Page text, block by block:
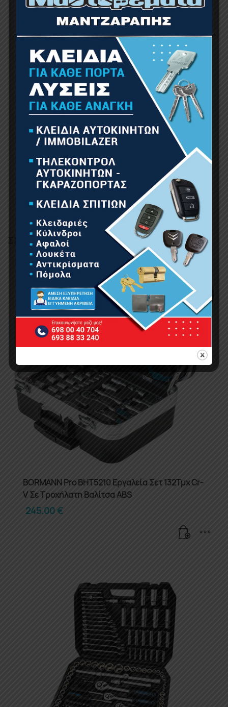
Σύνδεσμοι : 1/4” , 3/8” , 1/2”
2 Τεμάχια
Αντάπτορας 8mm : 3/8” & 1/2”
24
Τεμάχια 8mm Μύτες Άλεν : 7,8,10,12,14 – Ίσιες : 8,10,12
Philips : 3,4 –
Pozidrive : 3,4 – Torx
40,45,50,55,60,70 – TT 40 ,45,50,55,60,70,
7 Τεμάχια
Άλεν 1.0,1.5,2,2.5,3,4,5mm
Τεμάχια Μύτες 6,35 mm : Torx 8,9,10,15,20,25,30 –
Άλεν : 3,4,5 – TT :
8,9,10,15,20,25,30 –
4,5.5,7
ΣΧΕΤΙΚΆ ΠΡΟΪΌΝΤΑ
BORMANN Pro BHT5210 Εργαλεία Σετ 132Τμχ Cr-
V Σε Τροχήλατη Βαλίτσα ABS
245.00€